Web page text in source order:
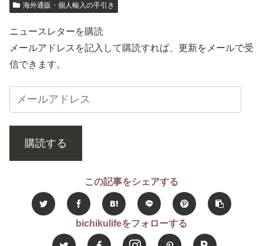
海外通販・個人輸入の手引き
ニュースレターを購読
メールアドレスを記入して購読すれば、更新をメールで受
信できます。
購読する
この記事をシェアする
bichikulifeをフォローする